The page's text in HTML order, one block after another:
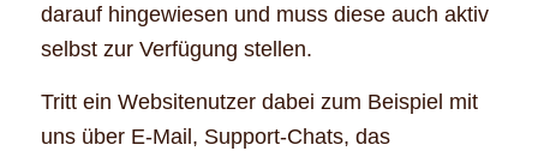
darauf hingewiesen und muss diese auch aktiv
selbst zur Verfügung stellen.
Tritt ein Websitenutzer dabei zum Beispiel mit
uns über E-Mail, Support-Chats, das